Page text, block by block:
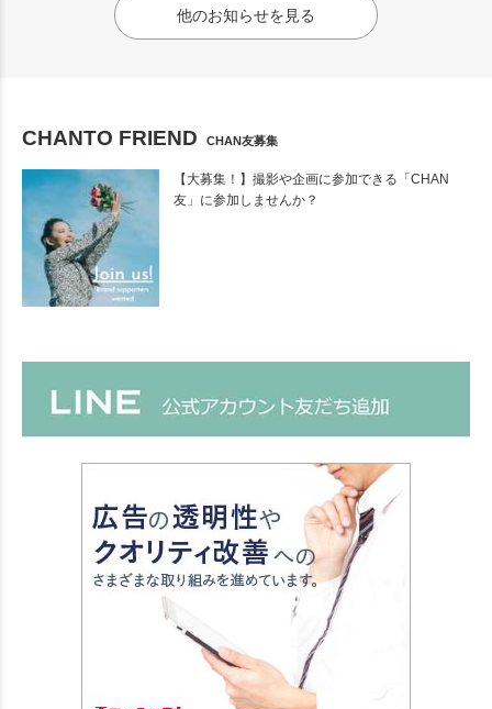
他のお知らせを見る
CHANTO FRIEND CHAN友募集
【大募集！】撮影や企画に参加できる「CHAN
友」に参加しませんか？